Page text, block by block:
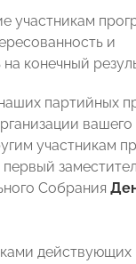
участникам
и
конечный
партийных
участникам
Собрания
действующих